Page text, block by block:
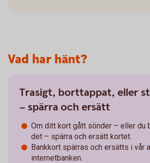
Vad har hänt?
Trasigt, borttappat, eller
– spärra och ersätt
Om ditt kort gått sönder – eller du
det – spärra och ersätt kortet.
Bankkort spärras och ersätts i vår
internetbanken.